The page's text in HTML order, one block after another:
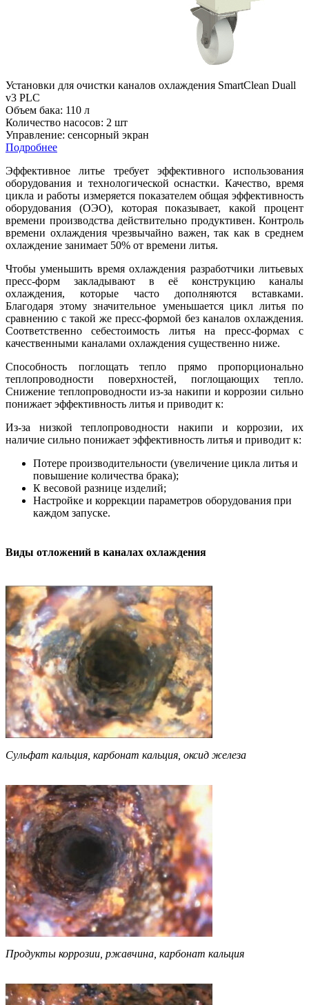
Установки для очистки каналов охлаждения SmartClean Duall
v3 PLC
Объем бака: 110 л
Количество насосов: 2 шт
Управление: сенсорный экран
Подробнее
Эффективное литье требует эффективного использования
оборудования и технологической оснастки. Качество, время
цикла и работы измеряется показателем общая эффективность
оборудования (ОЭО), которая показывает, какой процент
времени производства действительно продуктивен. Контроль
времени охлаждения чрезвычайно важен, так как в среднем
охлаждение занимает 50% от времени литья.
Чтобы уменьшить время охлаждения разработчики литьевых
пресс-форм закладывают в её конструкцию каналы
охлаждения, которые часто дополняются вставками.
Благодаря этому значительное уменьшается цикл литья по
сравнению с такой же пресс-формой без каналов охлаждения.
Соответственно себестоимость литья на пресс-формах с
качественными каналами охлаждения существенно ниже.
Способность поглощать тепло прямо пропорционально
теплопроводности поверхностей, поглощающих тепло.
Снижение теплопроводности из-за накипи и коррозии сильно
понижает эффективность литья и приводит к:
Из-за низкой теплопроводности накипи и коррозии, их
наличие сильно понижает эффективность литья и приводит к:
Потере производительности (увеличение цикла литья и
повышение количества брака);
К весовой разнице изделий;
Настройке и коррекции параметров оборудования при
каждом запуске.
Виды отложений в каналах охлаждения
Сульфат кальция, карбонат кальция, оксид железа
Продукты коррозии, ржавчина, карбонат кальция